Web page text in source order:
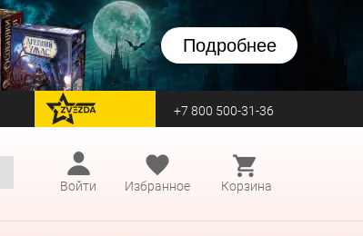
Подробнее
перейти на Zvezda +7 800 500-31-36
Войти
Избранное Корзина